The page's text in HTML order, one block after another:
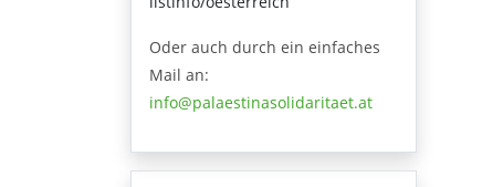
Oder auch durch ein einfaches
Mail an:
info@palaestinasolidaritaet.at